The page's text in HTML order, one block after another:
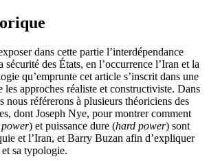
dans cette partie l’interdépendance
sécurité des États, en l’occurrence l’Iran et la
qu’emprunte cet article s’inscrit dans une
les approches réaliste et constructiviste. Dans
nous référerons à plusieurs théoriciens des
dont Joseph Nye, pour montrer comment
) et puissance dure (hard power) sont
et l’Iran, et Barry Buzan afin d’expliquer
sa typologie.